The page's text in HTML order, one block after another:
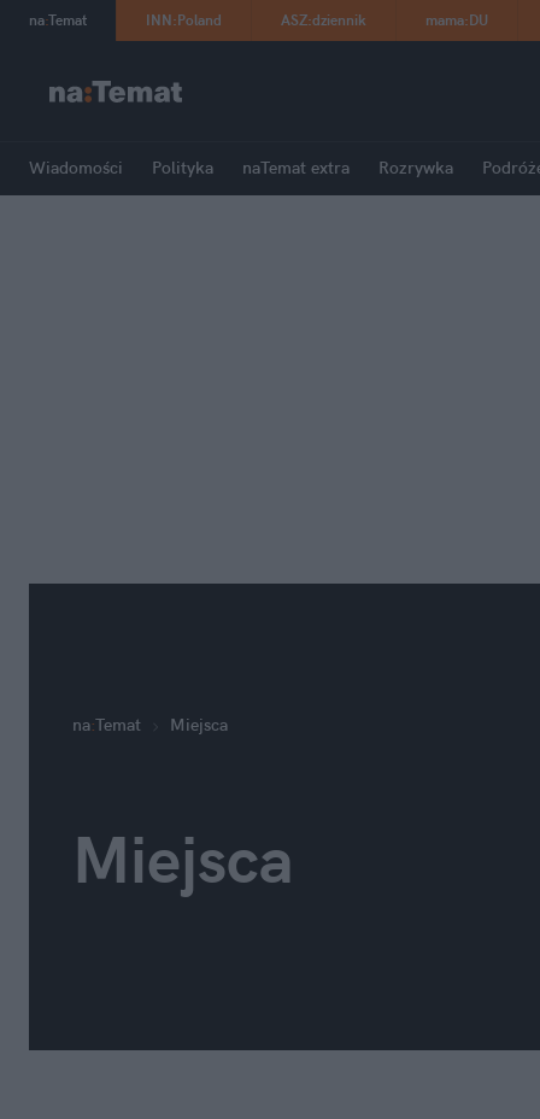
na:Temat INN:Poland ASZ:dziennik mama:DU
Wiadomości Polityka naTemat extra Rozrywka
na:Temat Miejsca
Miejsca